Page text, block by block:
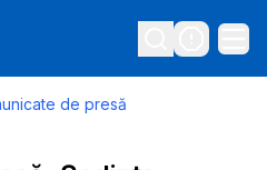
de presă